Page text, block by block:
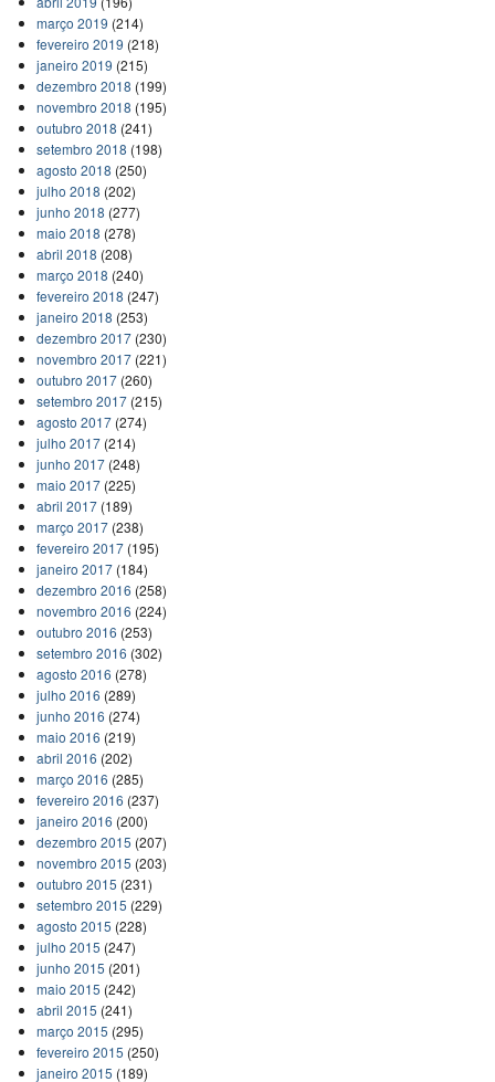
março 2019 (214)
fevereiro 2019 (218)
janeiro 2019 (215)
dezembro 2018 (199)
novembro 2018 (195)
outubro 2018 (241)
setembro 2018 (198)
agosto 2018 (250)
julho 2018 (202)
junho 2018 (277)
maio 2018 (278)
abril 2018 (208)
março 2018 (240)
fevereiro 2018 (247)
janeiro 2018 (253)
dezembro 2017(230)
novembro 2017(221)
outubro 2017(260)
setembro 2017(215)
agosto 2017(274)
julho 2017(214)
junho 2017(248)
maio 2017(225)
abril 2017(189)
março 2017(238)
fevereiro 2017(195)
janeiro 2017(184)
dezembro 2016 (258)
novembro 2016 (224)
outubro 2016 (253)
setembro 2016 (302)
agosto 2016 (278)
julho 2016 (289)
junho 2016 (274)
maio 2016 (219)
abril 2016 (202)
março 2016 (285)
fevereiro 2016 (237)
janeiro 2016 (200)
dezembro 2015 (207)
novembro 2015 (203)
outubro 2015 (231)
setembro 2015 (229)
agosto 2015 (228)
julho 2015 (247)
junho 2015 (201)
maio 2015 (242)
abril 2015 (241)
março 2015 (295)
fevereiro 2015 (250)
janeiro 2015 (189)